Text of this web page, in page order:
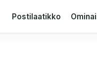
Postilaatikko